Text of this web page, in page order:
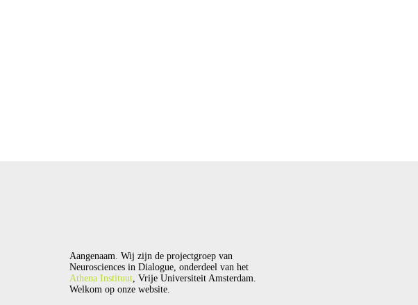
Aangenaam. Wij zijn de projectgroep van
Neurosciences in Dialogue, onderdeel van het
Athena Instituut, Vrije Universiteit Amsterdam.
Welkom op onze website.